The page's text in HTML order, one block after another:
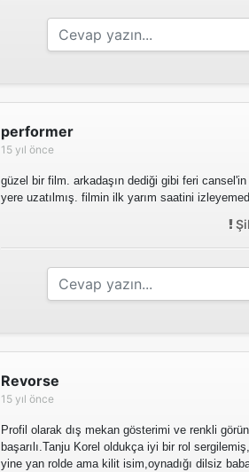
performer
15 yıl önce
güzel bir film. arkadaşın dediği gibi feri
yere uzatılmış. filmin ilk yarım saatini
Revorse
15 yıl önce
Profil olarak dış mekan gösterimi ve renkli
başarılı.Tanju Korel oldukça iyi bir rol
yine yan rolde ama kilit isim,oynadığı dilsiz